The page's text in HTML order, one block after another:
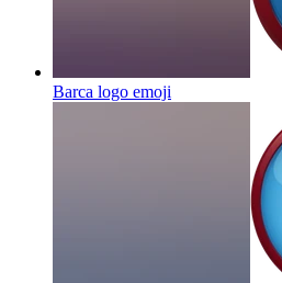
Barca logo emoji